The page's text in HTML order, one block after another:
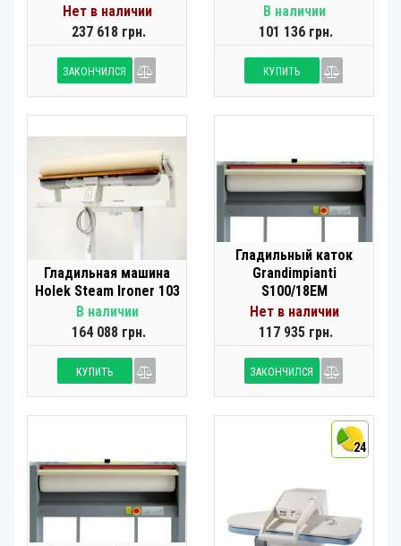
Нет в наличии
237 618 грн.
ЗАКОНЧИЛСЯ
В наличии
101 136 грн.
КУПИТЬ
Гладильная машина
Holek Steam Ironer 103
В наличии
164 088 грн.
КУПИТЬ
Гладильный каток
Grandimpianti
S100/18EM
Нет в наличии
117 935 грн.
ЗАКОНЧИЛСЯ
24